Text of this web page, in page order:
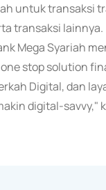
untuk transaksi
transaksi lainnya.
Mega Syariah
stop solution
Digital, dan
digital-savvy,"